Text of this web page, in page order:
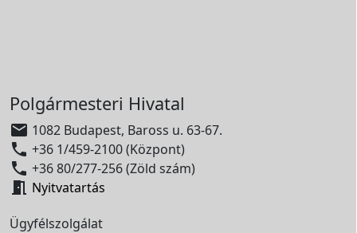
Polgármesteri Hivatal
 1082 Budapest, Baross u. 63-67.
 +36 1/459-2100 (Központ)
 +36 80/277-256 (Zöld szám)
 Nyitvatartás
Ügyfélszolgálat